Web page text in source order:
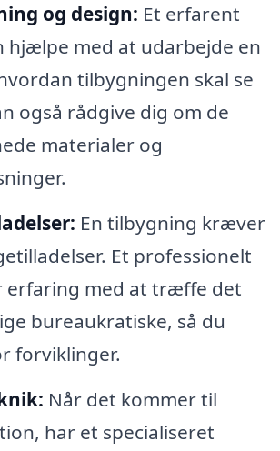
og design: Et erfarent
hjælpe med at udarbejde en
tilbygningen skal se
også rådgive dig om de
materialer og
En tilbygning kræver
Et professionelt
erfaring med at træffe det
bureaukratiske, så du
forviklinger.
Når det kommer til
har et specialiseret